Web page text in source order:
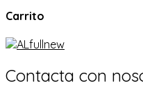
Carrito
Contacta con